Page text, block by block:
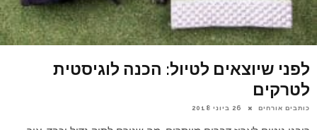
לפני שיוצאים לטיול: הכנה לוגיסטית
לטרקים
כותבים אורחים 26 ביוני 2018